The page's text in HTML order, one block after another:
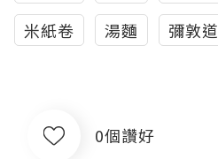
米紙卷
湯麵 彌敦道
0個讚好